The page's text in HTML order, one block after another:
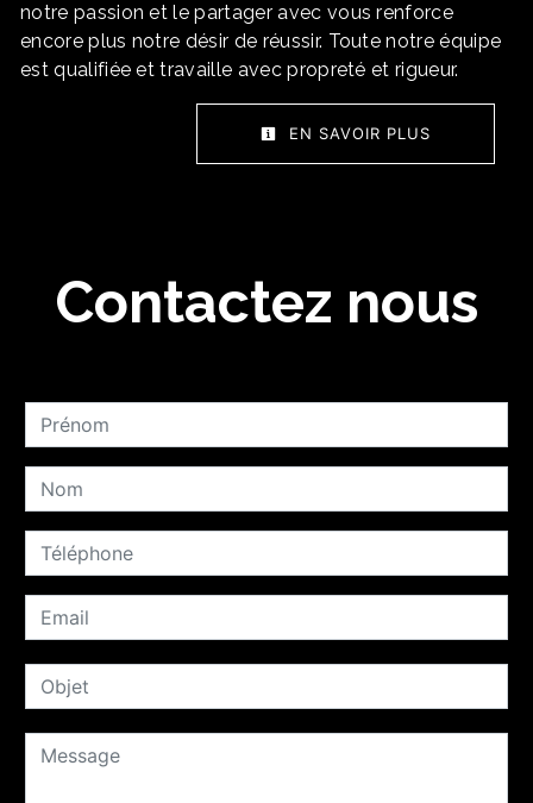
notre passion et le partager avec vous renforce
encore plus notre désir de réussir. Toute notre équipe
est qualifiée et travaille avec propreté et rigueur.
EN SAVOIR PLUS
Contactez nous